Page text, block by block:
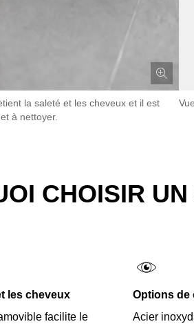
la saleté et les cheveux et il est
à nettoyer.
CHOISIR
les cheveux
facilite le
Options de
Acier